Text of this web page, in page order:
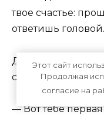
твое счастье:
ответишь головой.
Делать нечего —
согласиться.
— Вот тебе
Этот сайт
Продолжая
согласие на